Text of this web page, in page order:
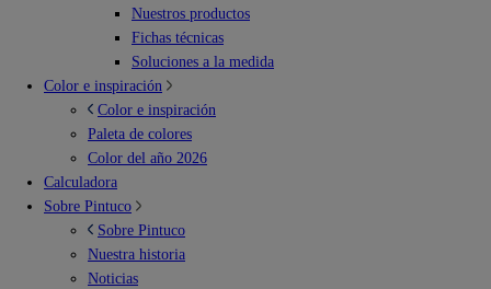
Nuestros productos
Fichas técnicas
Soluciones a la medida
Color e inspiración
Color e inspiración
Paleta de colores
Color del año 2026
Calculadora
Sobre Pintuco
Sobre Pintuco
Nuestra historia
Noticias